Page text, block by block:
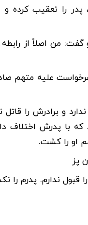
پدر را تعقیب کرده
من اصلاً از
علیه متهم
و برادرش را
با پدرش اختلاف
او را کشت.
پز
قبول ندارم. پدرم